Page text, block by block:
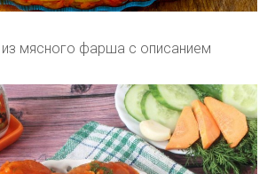
мясного фарша с описанием